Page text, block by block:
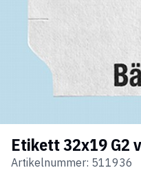
Etikett 32x19 G2
Artikelnummer: 511936